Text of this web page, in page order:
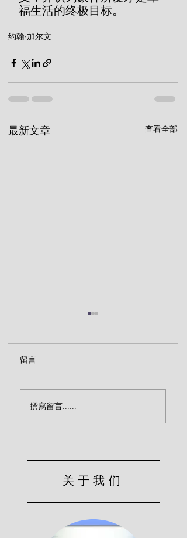
福生活的终极目标。
约翰·加尔文
最新文章 查看全部
文）
留言
撰寫留言......
关于我们